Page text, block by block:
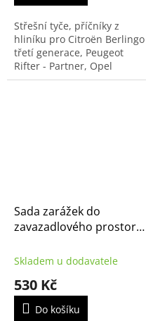
Střešní tyče, příčníky z
hliníku pro Citroën Berlingo
třetí generace, Peugeot
Rifter - Partner, Opel
Combo, Fiat Doblo a Toyota
Sada zarážek do
zavazadlového prostoru
(9414EE)
Skladem u dodavatele
530 Kč
Do košíku